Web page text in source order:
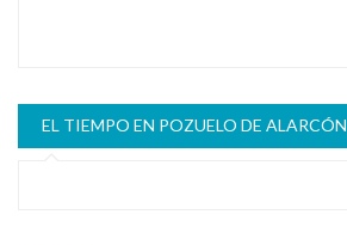
EL TIEMPO EN POZUELO DE ALARCÓN